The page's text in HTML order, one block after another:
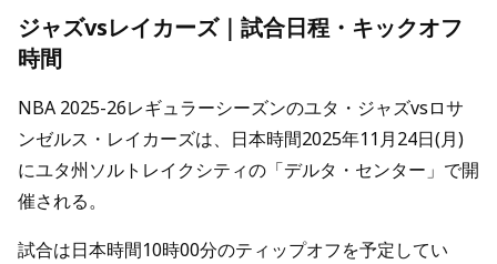
ジャズvsレイカーズ｜試合日程・キックオフ
時間
NBA 2025-26レギュラーシーズンのユタ・ジャズvsロサ
ンゼルス・レイカーズは、日本時間2025年11月24日(月)
にユタ州ソルトレイクシティの「デルタ・センター」で開
催される。
試合は日本時間10時00分のティップオフを予定してい